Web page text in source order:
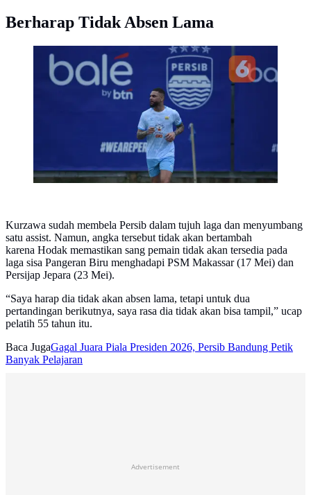
Berharap Tidak Absen Lama
Layvin Kurzawa saat berlatih bareng Persib Bandung.
(Erwin Snaz/Bola.com)
Kurzawa sudah membela Persib dalam tujuh laga dan menyumbang
satu assist. Namun, angka tersebut tidak akan bertambah
karena Hodak memastikan sang pemain tidak akan tersedia pada
laga sisa Pangeran Biru menghadapi PSM Makassar (17 Mei) dan
Persijap Jepara (23 Mei).
“Saya harap dia tidak akan absen lama, tetapi untuk dua
pertandingan berikutnya, saya rasa dia tidak akan bisa tampil,” ucap
pelatih 55 tahun itu.
Baca JugaGagal Juara Piala Presiden 2026, Persib Bandung Petik
Banyak Pelajaran
Advertisement